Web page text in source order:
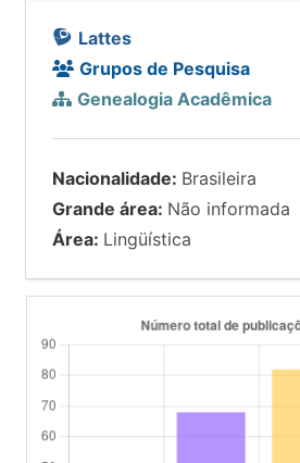
Lattes
Grupos de Pesquisa
Genealogia Acadêmica
Nacionalidade: Brasileira
Grande área: Não informada
Área: Lingüística